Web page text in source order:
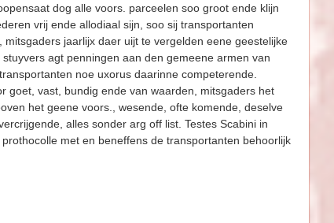
dog alle voors. parceelen soo groot ende klijn
vrij ende allodiaal sijn, soo sij transportanten
jaarlijx daer uijt te vergelden eene geestelijke
agt penningen aan den gemeene armen van
noe uxorus daarinne competerende.
goet, vast, bundig ende van waar­den, mitsgaders het
het geene voors., wesende, ofte komende, deselve
alles sonder arg off list. Testes Scabini in
met en beneffens de transportanten behoorlijk